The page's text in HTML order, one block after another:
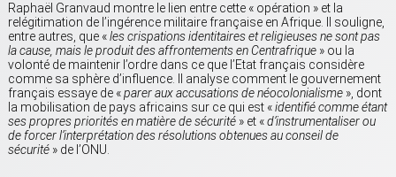
Raphaël Granvaud montre le lien entre cette « opération » et la
relégitimation de l’ingérence militaire française en Afrique. Il souligne,
entre autres, que «les crispations identitaires et religieuses ne sont pas
la cause, mais le produit des affrontements en Centrafrique » ou la
volonté de maintenir l’ordre dans ce que l’Etat français considère
comme sa sphère d’influence. Il analyse comment le gouvernement
français essaye de «parer aux accusations de néocolonialisme », dont
la mobilisation de pays africains sur ce qui est «identifié comme étant
ses propres priorités en matière de sécurité » et «d’instrumentaliser ou
de forcer l’interprétation des résolutions obtenues au conseil de
sécurité » de l’ONU.